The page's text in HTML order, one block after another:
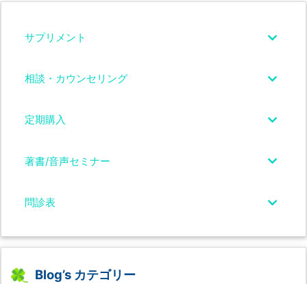
サプリメント
相談・カウンセリング
定期購入
著書/音声セミナー
問診表
Blog’s カテゴリー